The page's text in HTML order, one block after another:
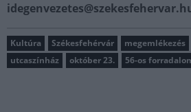
Kultúra Székesfehérvár megemlékezés
utcaszínház
október 23. 56-os